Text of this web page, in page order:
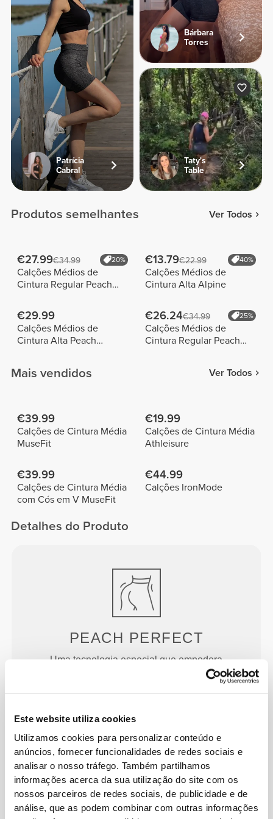
Este website utiliza cookies
Utilizamos cookies para personalizar conteúdo e
anúncios, fornecer funcionalidades de redes sociais e
analisar o nosso tráfego. Também partilhamos
informações acerca da sua utilização do site com os
nossos parceiros de redes sociais, de publicidade e de
análise, que as podem combinar com outras informações
Patrícia
Cabral
Bárbara
Torres
Taty's
Table
Produtos semelhantes Ver Todos
€27.99€34.99 20%
Calções Médios de
Cintura Regular Peach
€13.79€22.99 40%
Calções Médios de
Cintura Alta Alpine
€29.99
Calções Médios de
Cintura Alta Peach
€26.24€34.99 25%
Calções Médios de
Cintura Regular Peach
Mais vendidos Ver Todos
€39.99
Calções de Cintura Média
MuseFit
€19.99
Calções de Cintura Média
Athleisure
€39.99
Calções de Cintura Média
com Cós em V MuseFit
€44.99
Calções IronMode
Detalhes do Produto
PEACH PERFECT
Uma tecnologia especial que empodera
visualmente as tuas curvas, permitindo-te fazer todo
PROJETADO PARAA